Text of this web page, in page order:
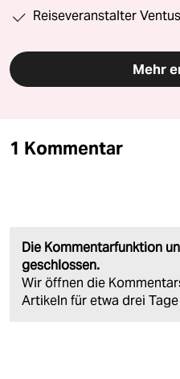
Reiseveranstalter
Mehr
1 Kommentar
Die Kommentarfunktion
geschlossen.
Wir öffnen die
Artikeln für etwa drei Tage